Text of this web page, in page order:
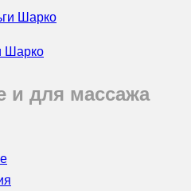
Шарко
и для массажа